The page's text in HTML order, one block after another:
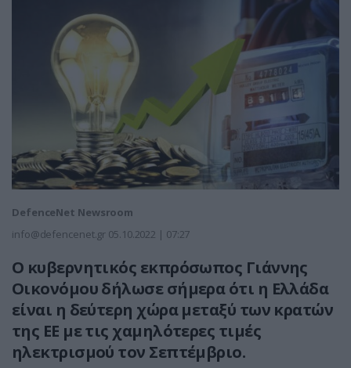
DefenceNet Newsroom
info@defencenet.gr 05.10.2022 | 07:27
Ο κυβερνητικός εκπρόσωπος Γιάννης
Οικονόμου δήλωσε σήμερα ότι η Ελλάδα
είναι η δεύτερη χώρα μεταξύ των κρατών
της ΕΕ με τις χαμηλότερες τιμές
ηλεκτρισμού τον Σεπτέμβριο.